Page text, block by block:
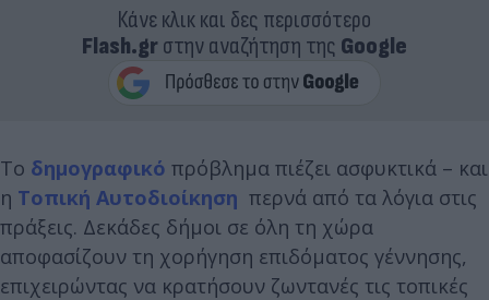
Κάνε κλικ και δες περισσότερο
Flash.grστην αναζήτηση της Google
Το δημογραφικό πρόβλημα πιέζει ασφυκτικά – και
η Τοπική Αυτοδιοίκηση περνά από τα λόγια στις
πράξεις. Δεκάδες δήμοι σε όλη τη χώρα
αποφασίζουν τη χορήγηση επιδόματος γέννησης,
επιχειρώντας να κρατήσουν ζωντανές τις τοπικές